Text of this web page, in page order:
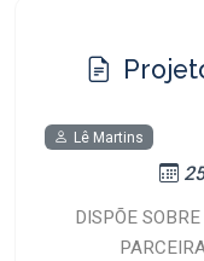
Lê Martins
DISPÕE